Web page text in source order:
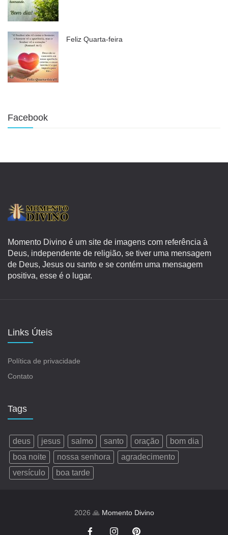
Feliz Quarta-feira
Facebook
Momento Divino é um site de imagens com referência à
Deus, independente de religião, se tiver uma mensagem
de Deus, Jesus ou santo e se contém uma mensagem
positiva, esse é o lugar.
Links Úteis
Política de privacidade
Contato
Tags
deus jesus salmo santo oração
bom dia
boa noite
nossa senhora
agradecimento
versículo
boa tarde
2026 🙏 Momento Divino